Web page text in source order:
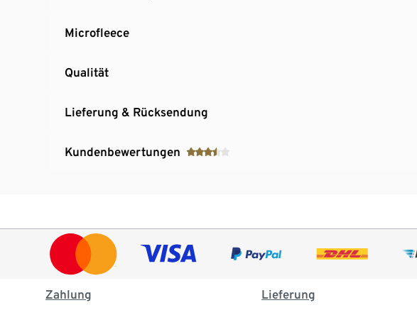
Microfleece
Qualität
Lieferung & Rücksendung
Kundenbewertungen
Zahlung Lieferung